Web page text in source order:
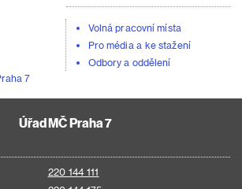
7
Volná pracovní místa
Pro média a ke stažení
Odbory a oddělení
Úřad MČ Praha 7
220 144 111